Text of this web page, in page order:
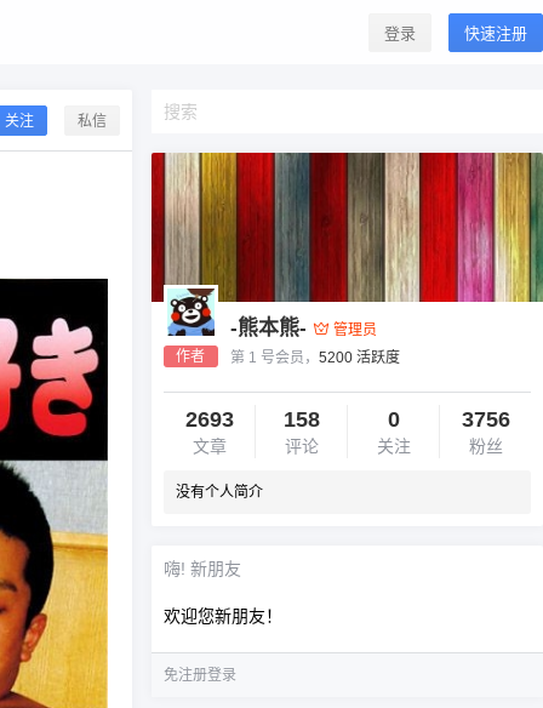
登录 快速注册
关注 私信
作者
-熊本熊-
管理员
第 1 号会员， 5200 活跃度
2693
文章
158
评论
0
关注
3756
粉丝
没有个人简介
嗨! 新朋友
欢迎您新朋友！
免注册登录